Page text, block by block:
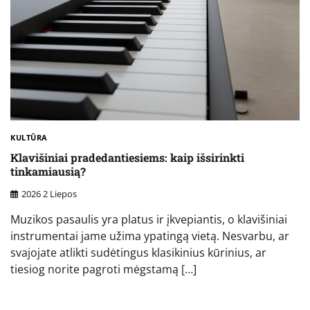
KULTŪRA
Klavišiniai pradedantiesiems: kaip išsirinkti
tinkamiausią?
2026 2 Liepos
Muzikos pasaulis yra platus ir įkvepiantis, o klavišiniai
instrumentai jame užima ypatingą vietą. Nesvarbu, ar
svajojate atlikti sudėtingus klasikinius kūrinius, ar
tiesiog norite pagroti mėgstamą […]